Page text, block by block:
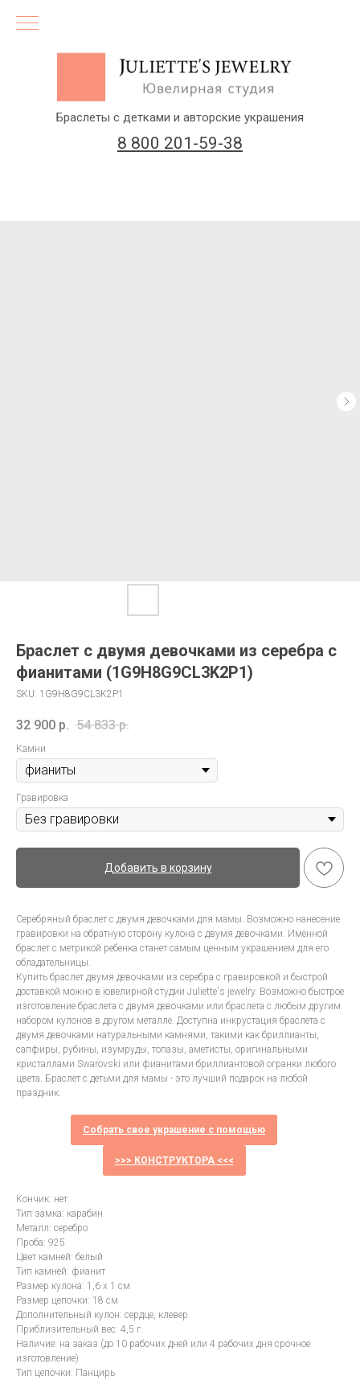
8 800 201-59-38
Браслеты с детками и авторские украшения
Браслет с двумя девочками из серебра с
фианитами (1G9H8G9CL3K2P1)
SKU: 1G9H8G9CL3K2P1
32 900 р. 54 833 р.
Камни
Гравировка
Добавить в корзину
Серебряный браслет с двумя девочками для мамы. Возможно нанесение
гравировки на обратную сторону кулона с двумя девочками. Именной
браслет с метрикой ребенка станет самым ценным украшением для его
обладательницы.
Купить браслет двумя девочками из серебра с гравировкой и быстрой
доставкой можно в ювелирной студии Juliette's jewelry. Возможно быстрое
изготовление браслета с двумя девочками или браслета с любым другим
набором кулонов в другом металле. Доступна инкрустация браслета с
двумя девочками натуральными камнями, такими как бриллианты,
сапфиры, рубины, изумруды, топазы, аметисты, оригинальными
кристаллами Swarovski или фианитами бриллиантовой огранки любого
цвета. Браслет с детьми для мамы - это лучший подарок на любой
праздник.
Собрать свое украшение с помощью
>>> КОНСТРУКТОРА <<<
Кончик: нет
Тип замка: карабин
Металл: серебро
Проба: 925
Цвет камней: белый
Тип камней: фианит
Размер кулона: 1,6 х 1 см
Размер цепочки: 18 см
Дополнительный кулон: сердце, клевер
Приблизительный вес: 4,5 г.
Наличие: на заказ (до 10 рабочих дней или 4 рабочих дня срочное
изготовление)
Тип цепочки: Панцирь